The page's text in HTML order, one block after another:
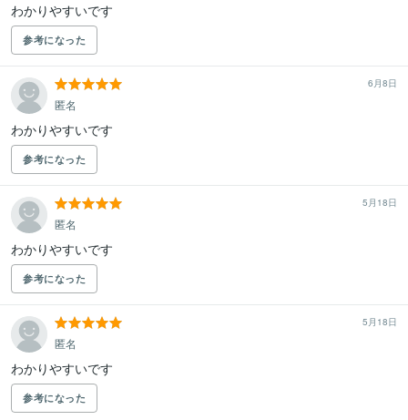
わかりやすいです
参考になった
6月8日
匿名
わかりやすいです
参考になった
5月18日
匿名
わかりやすいです
参考になった
5月18日
匿名
わかりやすいです
参考になった